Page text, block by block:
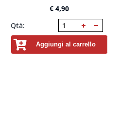
€ 4,90
Qtà:
Aggiungi al carrello